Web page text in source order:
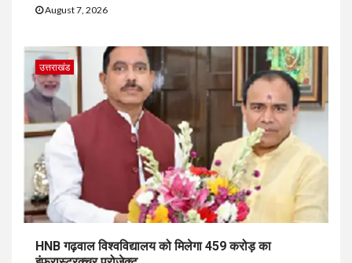
August 7, 2026
उत्तराखंड
HNB गढ़वाल विश्वविद्यालय को मिलेगा 459 करोड़ का